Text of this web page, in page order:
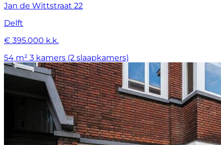
Jan de Wittstraat 22
Delft
€ 395.000 k.k.
54 m² 3 kamers (2 slaapkamers)